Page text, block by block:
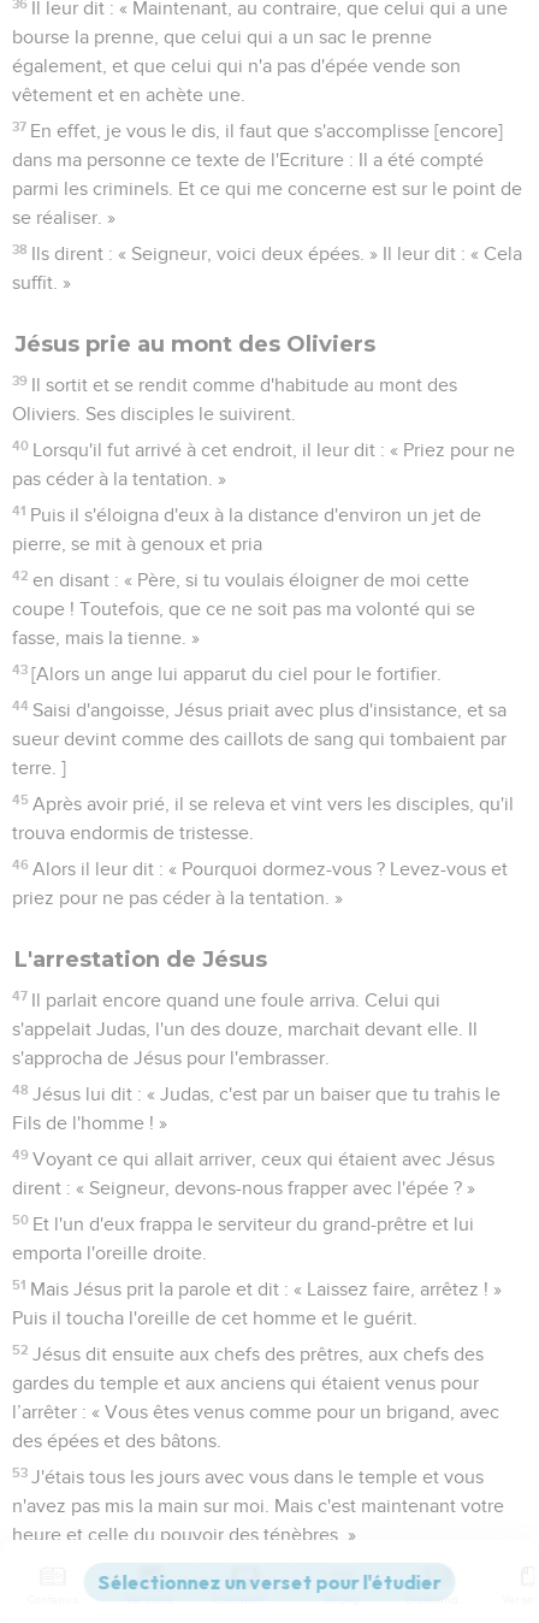
36 Il leur dit : « Maintenant, au contraire, que celui qui a une
bourse la prenne, que celui qui a un sac le prenne
également, et que celui qui n'a pas d'épée vende son
vêtement et en achète une.
37 En effet, je vous le dis, il faut que s'accomplisse [encore]
dans ma personne ce texte de l'Ecriture : Il a été compté
parmi les criminels. Et ce qui me concerne est sur le point de
se réaliser. »
38 Ils dirent : « Seigneur, voici deux épées. » Il leur dit : « Cela
suffit. »
Jésus prie au mont des Oliviers
39 Il sortit et se rendit comme d'habitude au mont des
Oliviers. Ses disciples le suivirent.
40 Lorsqu'il fut arrivé à cet endroit, il leur dit : « Priez pour ne
pas céder à la tentation. »
41 Puis il s'éloigna d'eux à la distance d'environ un jet de
pierre, se mit à genoux et pria
42 en disant : « Père, si tu voulais éloigner de moi cette
coupe ! Toutefois, que ce ne soit pas ma volonté qui se
fasse, mais la tienne. »
43 [Alors un ange lui apparut du ciel pour le fortifier.
44 Saisi d'angoisse, Jésus priait avec plus d'insistance, et sa
sueur devint comme des caillots de sang qui tombaient par
terre. ]
45 Après avoir prié, il se releva et vint vers les disciples, qu'il
trouva endormis de tristesse.
46 Alors il leur dit : « Pourquoi dormez-vous ? Levez-vous et
priez pour ne pas céder à la tentation. »
L'arrestation de Jésus
47 Il parlait encore quand une foule arriva. Celui qui
s'appelait Judas, l'un des douze, marchait devant elle. Il
s'approcha de Jésus pour l'embrasser.
48 Jésus lui dit : « Judas, c'est par un baiser que tu trahis le
Fils de l'homme ! »
49 Voyant ce qui allait arriver, ceux qui étaient avec Jésus
dirent : « Seigneur, devons-nous frapper avec l'épée ? »
50 Et l'un d'eux frappa le serviteur du grand-prêtre et lui
emporta l'oreille droite.
51 Mais Jésus prit la parole et dit : « Laissez faire, arrêtez ! »
Puis il toucha l'oreille de cet homme et le guérit.
52 Jésus dit ensuite aux chefs des prêtres, aux chefs des
gardes du temple et aux anciens qui étaient venus pour
l’arrêter : « Vous êtes venus comme pour un brigand, avec
des épées et des bâtons.
53 J'étais tous les jours avec vous dans le temple et vous
n'avez pas mis la main sur moi. Mais c'est maintenant votre
heure et celle du pouvoir des ténèbres. »
Pierre renie Jésus
Versions Commentaires Strong